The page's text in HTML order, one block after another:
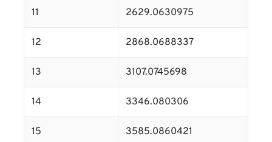
11 2629.0630975
12 2868.0688337
13 3107.0745698
14 3346.080306
15 3585.0860421